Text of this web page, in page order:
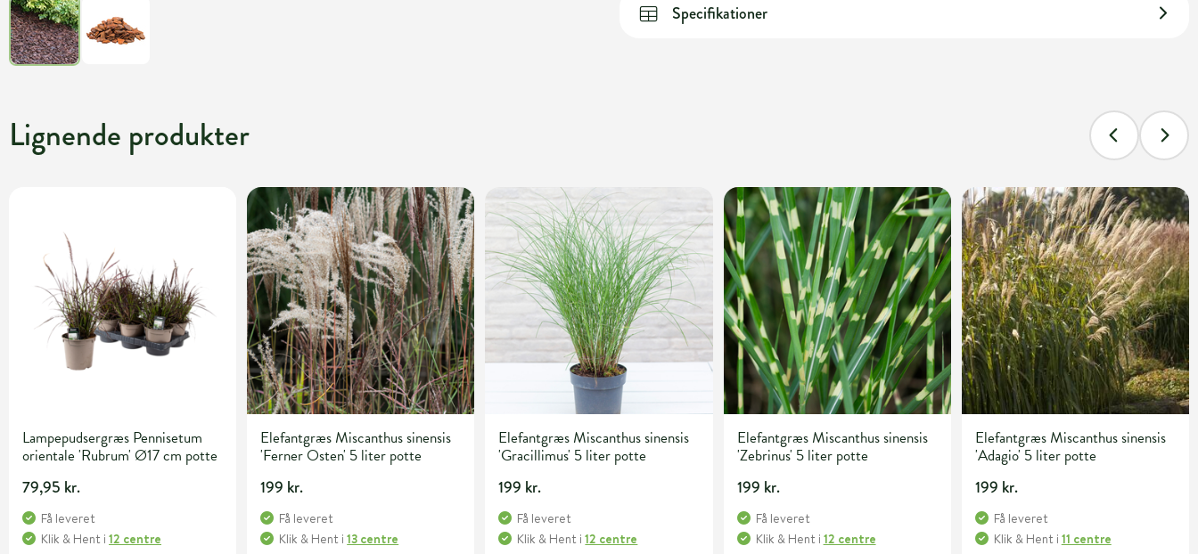
Specifikationer
Lignende produkter
Lampepudsergræs Pennisetum
orientale 'Rubrum' Ø17 cm potte
79,95 kr.
Få leveret
Klik & Hent i 12 centre
Elefantgræs Miscanthus sinensis
'Ferner Osten' 5 liter potte
199 kr.
Få leveret
Klik & Hent i13 centre
Elefantgræs Miscanthus sinensis
'Gracillimus' 5 liter potte
199 kr.
Få leveret
Klik & Hent i12 centre
Elefantgræs Miscanthus sinensis
'Zebrinus' 5 liter potte
199 kr.
Få leveret
Klik & Hent i 12 centre
Elefantgræs Miscanthus sinensis
'Adagio' 5 liter potte
199 kr.
Få leveret
Klik & Hent i 11 centre